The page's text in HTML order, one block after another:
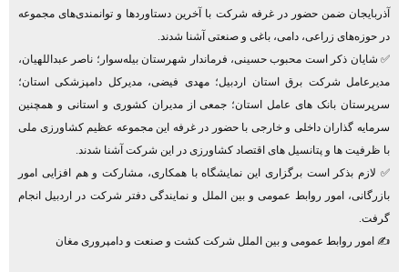
آذربایجان ضمن حضور در غرفه شرکت با آخرین دستاوردها و توانمندی‌های مجموعه
در حوزه‌های زراعی، دامی، باغی و صنعتی آشنا شدند.
✅ شایان ذکر است محبوب حسینی، فرماندار شهرستان بیله‌سوار؛ ناصر عبداللهیان،
مدیرعامل شرکت برق استان اردبیل؛ مهدی فیضی، مدیرکل دامپزشکی استان؛
سرپرستان بانک های عامل استان؛ جمعی از مدیران کشوری و استانی و همچنین
سرمایه گذاران داخلی و خارجی با حضور در غرفه این مجموعه عظیم کشاورزی ملی
با ظرفیت ها و پتانسیل های اقتصاد کشاورزی در این شرکت آشنا شدند.
✅ لازم بذکر است برگزاری این نمایشگاه با همکاری، مشارکت و هم افزایی امور
بازرگانی، امور روابط عمومی و بین الملل و نمایندگی دفتر شرکت در اردبیل انجام
گرفت.
✍️ امور روابط عمومی و بین الملل شرکت کشت و صنعت و دامپروری مغان